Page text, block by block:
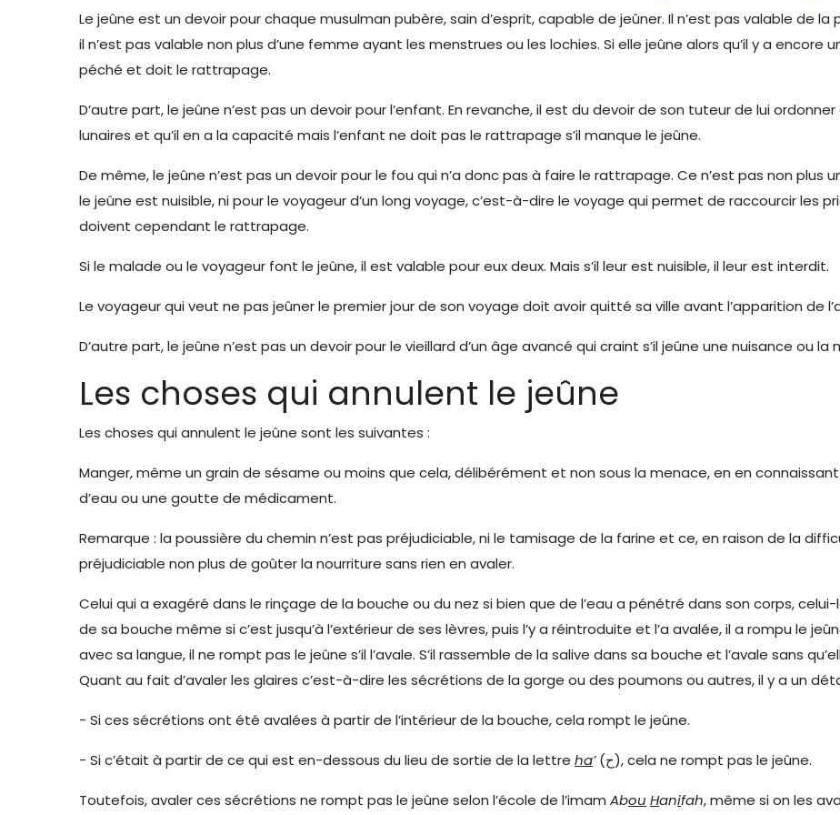
Le jeûne est un devoir pour chaque musulman pubère, sain d’esprit, capable de jeûner. Il n’est pas valable de
il n’est pas valable non plus d’une femme ayant les menstrues ou les lochies. Si elle jeûne alors qu’il y a
péché et doit le rattrapage.
D’autre part, le jeûne n’est pas un devoir pour l’enfant. En revanche, il est du devoir de son tuteur de lui
lunaires et qu’il en a la capacité mais l’enfant ne doit pas le rattrapage s’il manque le jeûne.
De même, le jeûne n’est pas un devoir pour le fou qui n’a donc pas à faire le rattrapage. Ce n’est pas non plus
le jeûne est nuisible, ni pour le voyageur d’un long voyage, c’est-à-dire le voyage qui permet de raccourcir les
doivent cependant le rattrapage.
Si le malade ou le voyageur font le jeûne, il est valable pour eux deux. Mais s’il leur est nuisible, il leur est interdit.
Le voyageur qui veut ne pas jeûner le premier jour de son voyage doit avoir quitté sa ville avant l’apparition de
D’autre part, le jeûne n’est pas un devoir pour le vieillard d’un âge avancé qui craint s’il jeûne une nuisance ou la
Les choses qui annulent le jeûne
Les choses qui annulent le jeûne sont les suivantes :
Manger, même un grain de sésame ou moins que cela, délibérément et non sous la menace, en en
d’eau ou une goutte de médicament.
Remarque : la poussière du chemin n’est pas préjudiciable, ni le tamisage de la farine et ce, en raison de la
préjudiciable non plus de goûter la nourriture sans rien en avaler.
Celui qui a exagéré dans le rinçage de la bouche ou du nez si bien que de l’eau a pénétré dans son corps,
de sa bouche même si c’est jusqu’à l’extérieur de ses lèvres, puis l’y a réintroduite et l’a avalée, il a rompu le
avec sa langue, il ne rompt pas le jeûne s’il l’avale. S’il rassemble de la salive dans sa bouche et l’avale sans
Quant au fait d’avaler les glaires c’est-à-dire les sécrétions de la gorge ou des poumons ou autres, il y a un
− Si ces sécrétions ont été avalées à partir de l’intérieur de la bouche, cela rompt le jeûne.
− Si c’était à partir de ce qui est en-dessous du lieu de sortie de la lettre ha’ (ح), cela ne rompt pas le jeûne.
Toutefois, avaler ces sécrétions ne rompt pas le jeûne selon l’école de l’imam Abou Hanifah, même si on les